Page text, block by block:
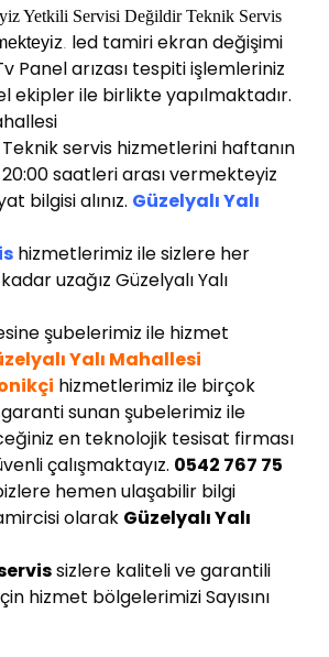
Yetkili Servisi Değildir Teknik Servis
led tamiri ekran değişimi
Panel arızası tespiti işlemleriniz
ekipler ile birlikte yapılmaktadır.
servis hizmetlerini haftanın
saatleri arası vermekteyiz
bilgisi alınız. Güzelyalı Yalı
hizmetlerimiz ile sizlere her
uzağız Güzelyalı Yalı
şubelerimiz ile hizmet
Yalı Mahallesi
hizmetlerimiz ile birçok
sunan şubelerimiz ile
en teknolojik tesisat firması
çalışmaktayız. 0542 767 75
hemen ulaşabilir bilgi
olarak Güzelyalı Yalı
sizlere kaliteli ve garantili
hizmet bölgelerimizi Sayısını